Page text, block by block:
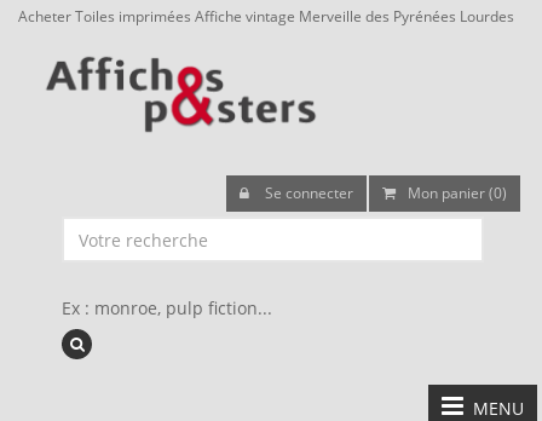
Acheter Toiles imprimées Affiche vintage Merveille des Pyrénées Lourdes
Se connecter Mon panier (0)
Ex : monroe, pulp fiction...
MENU